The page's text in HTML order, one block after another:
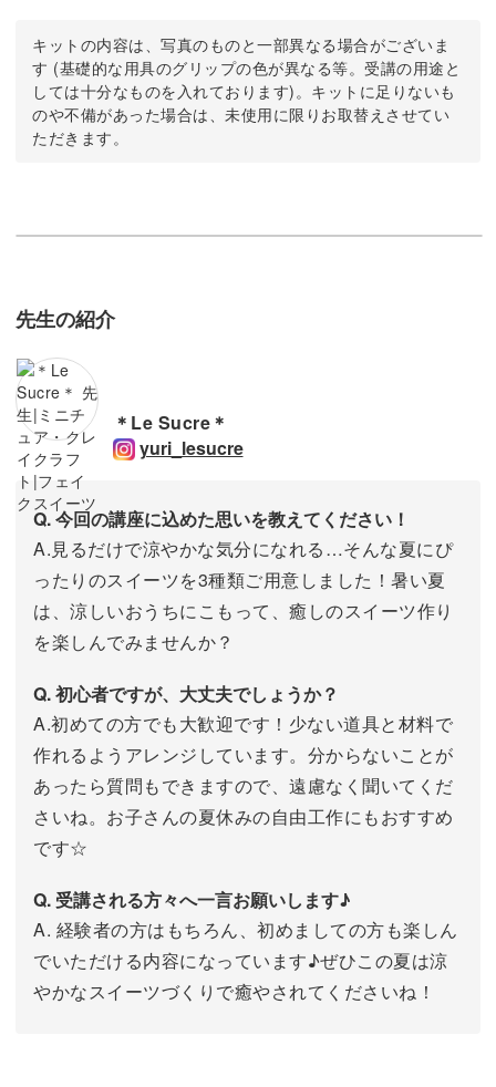
キットの内容は、写真のものと一部異なる場合がございま
す (基礎的な用具のグリップの色が異なる等。受講の用途と
しては十分なものを入れております)。キットに足りないも
のや不備があった場合は、未使用に限りお取替えさせてい
ただきます。
先生の紹介
＊Le Sucre＊
yuri_lesucre
Q. 今回の講座に込めた思いを教えてください！
A.見るだけで涼やかな気分になれる…そんな夏にぴ
ったりのスイーツを3種類ご用意しました！暑い夏
は、涼しいおうちにこもって、癒しのスイーツ作り
を楽しんでみませんか？
Q. 初心者ですが、大丈夫でしょうか？
A.初めての方でも大歓迎です！少ない道具と材料で
作れるようアレンジしています。分からないことが
あったら質問もできますので、遠慮なく聞いてくだ
さいね。お子さんの夏休みの自由工作にもおすすめ
です☆
Q. 受講される方々へ一言お願いします♪
A. 経験者の方はもちろん、初めましての方も楽しん
でいただける内容になっています♪ぜひこの夏は涼
やかなスイーツづくりで癒やされてくださいね！